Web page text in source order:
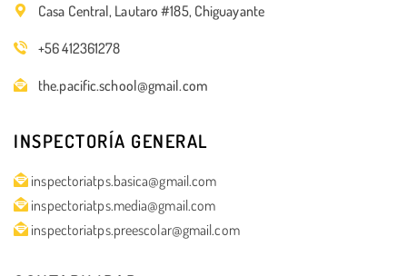
Casa Central, Lautaro #185, Chiguayante
+56 412361278
the.pacific.school@gmail.com
INSPECTORÍA GENERAL
inspectoriatps.basica@gmail.com
inspectoriatps.media@gmail.com
inspectoriatps.preescolar@gmail.com